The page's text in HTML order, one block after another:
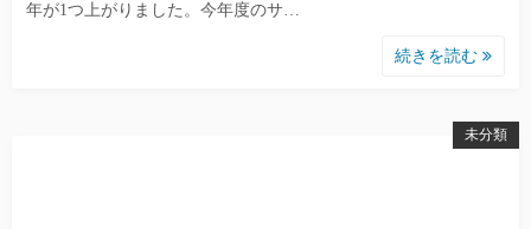
年が1つ上がりました。今年度のサ…
続きを読む
未分類